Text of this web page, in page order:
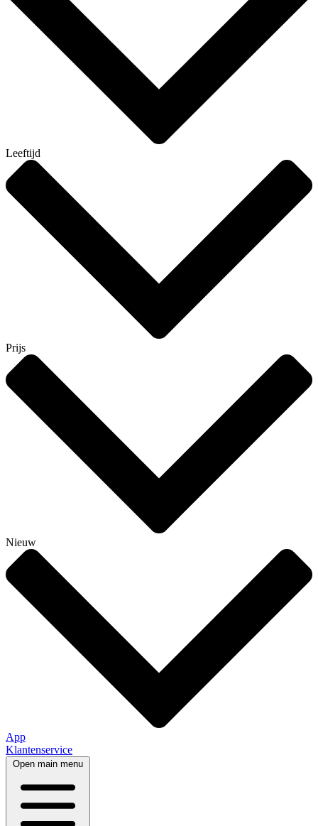
Leeftijd
Prijs
Nieuw
App
Klantenservice
Open main menu